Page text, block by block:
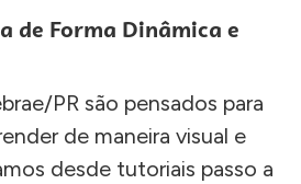
de Forma Dinâmica e
PR são pensados para
de maneira visual e
desde tutoriais passo a